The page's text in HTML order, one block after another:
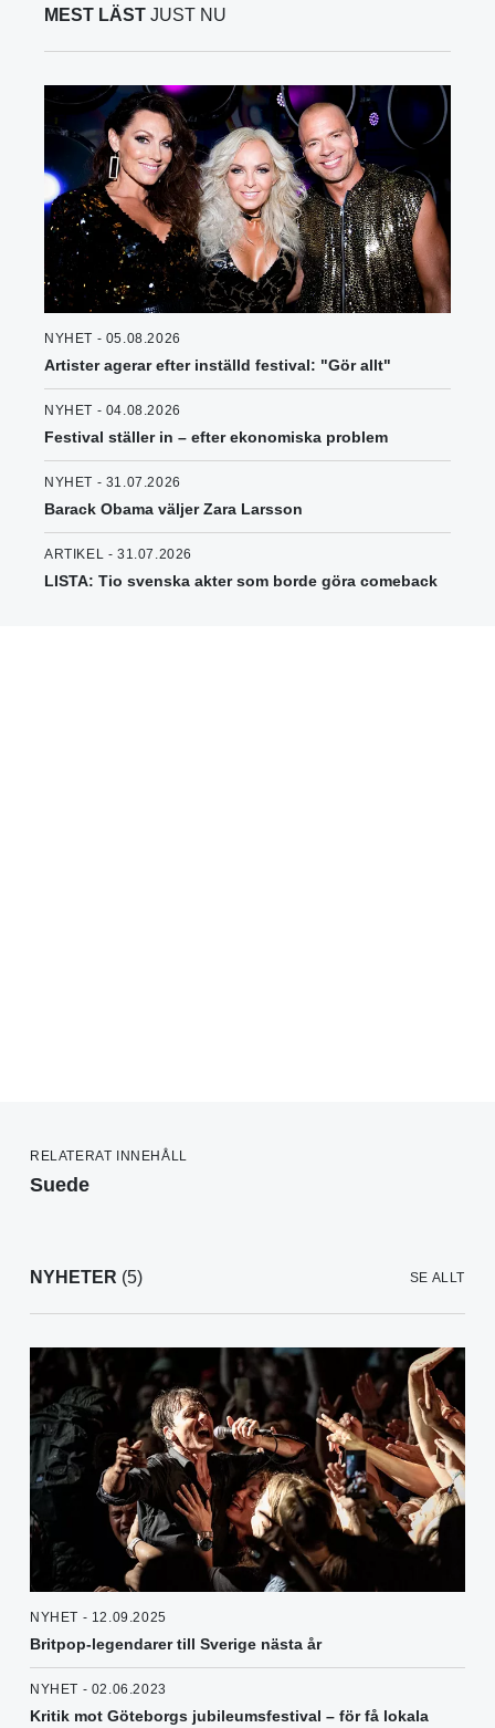
MEST LÄST JUST NU
NYHET - 05.08.2026
Artister agerar efter inställd festival: "Gör allt"
NYHET - 04.08.2026
Festival ställer in – efter ekonomiska problem
NYHET - 31.07.2026
Barack Obama väljer Zara Larsson
ARTIKEL - 31.07.2026
LISTA: Tio svenska akter som borde göra comeback
RELATERAT INNEHÅLL
Suede
NYHETER (5) SE ALLT
NYHET - 12.09.2025
Britpop-legendarer till Sverige nästa år
NYHET - 02.06.2023
Kritik mot Göteborgs jubileumsfestival – för få lokala